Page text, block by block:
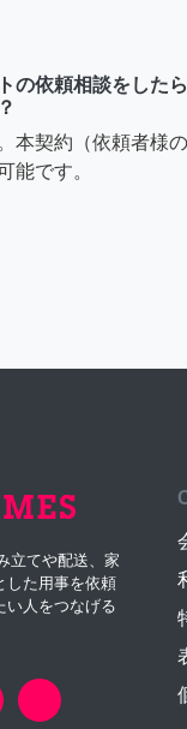
の依頼相談をした
本契約（依頼者様
能です。
立てや配送、家
した用事を依頼
い人をつなげる